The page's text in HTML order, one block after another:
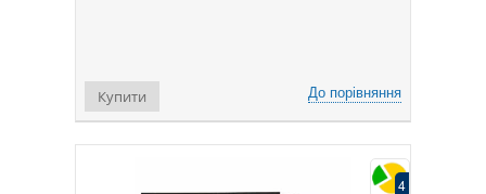
До порівняння
Купити
4